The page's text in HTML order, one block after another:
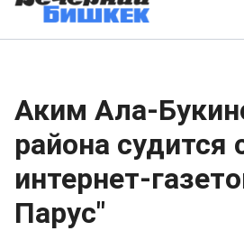
Аким Ала-
района судится
интернет-
Парус"